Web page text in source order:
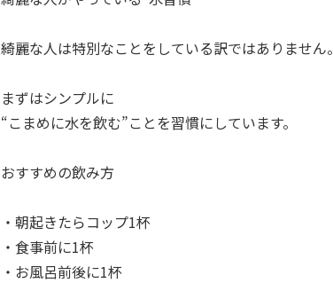
綺麗な人は特別なことをしている訳ではありません。
まずはシンプルに
“こまめに水を飲む”ことを習慣にしています。
おすすめの飲み方
・朝起きたらコップ1杯
・食事前に1杯
・お風呂前後に1杯